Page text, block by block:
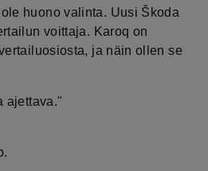
huono valinta. Uusi Škoda
voittaja. Karoq on
ja näin ollen se
ajettava."